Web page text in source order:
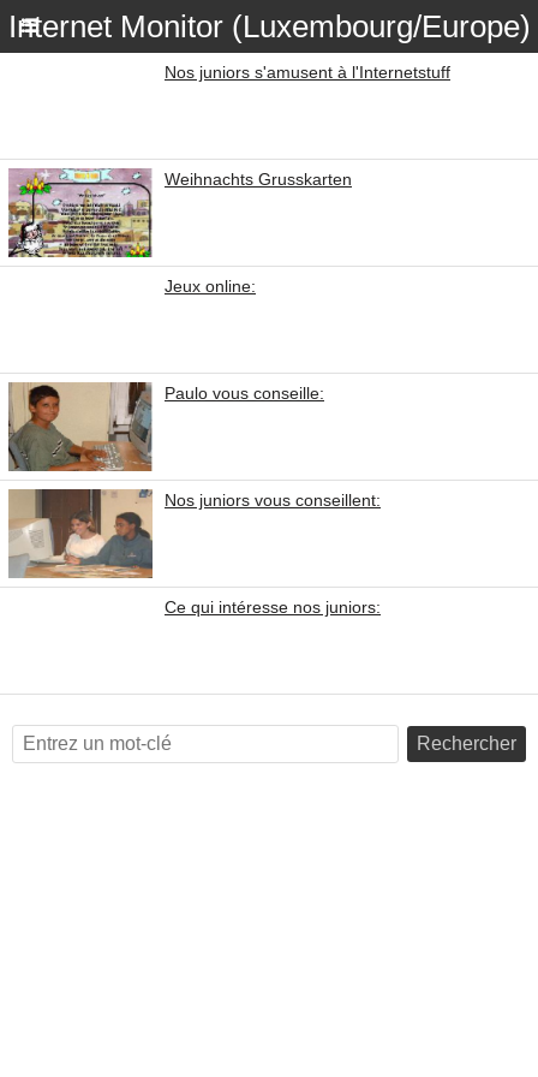
Internet Monitor (Luxembourg/Europe)
Nos juniors s'amusent à l'Internetstuff
Weihnachts Grusskarten
Jeux online:
Paulo vous conseille:
Nos juniors vous conseillent:
Ce qui intéresse nos juniors:
Rechercher